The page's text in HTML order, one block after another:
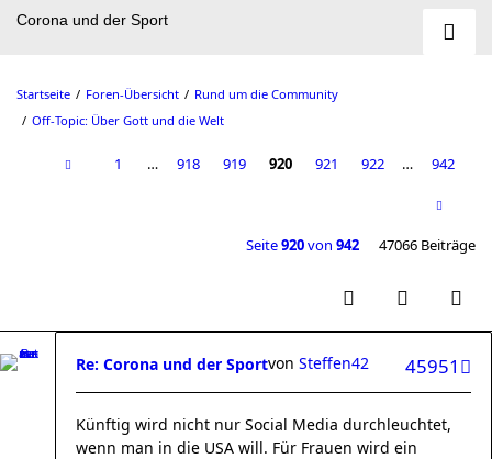
Corona und der Sport
Startseite Foren-Übersicht
Rund um die Community
Off-Topic: Über Gott und die Welt
1 … 918 919 920 921 922 … 942
Seite920von 942 47066 Beiträge
Re: Corona und der Sport 45951
von Steffen42
Künftig wird nicht nur Social Media durchleuchtet,
wenn man in die USA will. Für Frauen wird ein